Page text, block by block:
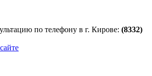
по телефону в г. Кирове: (8332)